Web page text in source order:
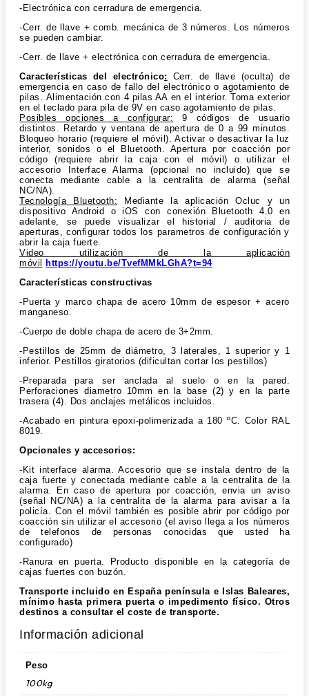
-Electrónica con cerradura de emergencia.
-Cerr. de llave + comb. mecánica de 3 números. Los números
se pueden cambiar.
-Cerr. de llave + electrónica con cerradura de emergencia.
Características del electrónico:
Cerr. de llave (oculta) de
emergencia en caso de fallo del electrónico o agotamiento de
pilas. Alimentación con 4 pilas AA en el interior. Toma exterior
en el teclado para pila de 9V en caso agotamiento de pilas.
Posibles opciones a configurar: 9 códigos de usuario
distintos. Retardo y ventana de apertura de 0 a 99 minutos.
Bloqueo horario (requiere el móvil). Activar o desactivar la luz
interior, sonidos o el Bluetooth. Apertura por coacción por
código (requiere abrir la caja con el móvil) o utilizar el
accesorio Interface Alarma (opcional no incluido) que se
conecta mediante cable a la centralita de alarma (señal
NC/NA).
Tecnología Bluetooth: Mediante la aplicación Ocluc y un
dispositivo Android o iOS con conexión Bluetooth 4.0 en
adelante, se puede visualizar el historial / auditoria de
aperturas, configurar todos los parametros de configuración y
abrir la caja fuerte.
Video utilización de la aplicación
móvil
https://youtu.be/TvefMMkLGhA?t=94
Características constructivas
-Puerta y marco chapa de acero 10mm de espesor + acero
manganeso.
-Cuerpo de doble chapa de acero de 3+2mm.
-Pestillos de 25mm de diámetro, 3 laterales, 1 superior y 1
inferior. Pestillos giratorios (dificultan cortar los pestillos)
-Preparada para ser anclada al suelo o en la pared.
Perforaciones diametro 10mm en la base (2) y en la parte
trasera (4). Dos anclajes metálicos incluidos.
-Acabado en pintura epoxi-polimerizada a 180 ºC. Color RAL
8019.
Opcionales y accesorios:
-Kit interface alarma. Accesorio que se instala dentro de la
caja fuerte y conectada mediante cable a la centralita de la
alarma. En caso de apertura por coacción, envia un aviso
(señal NC/NA) a la centralita de la alarma para avisar a la
policía. Con el móvil también es posible abrir por código por
coacción sin utilizar el accesorio (el aviso llega a los números
de telefonos de personas conocidas que usted ha
configurado)
-Ranura en puerta. Producto disponible en la categoría de
cajas fuertes con buzón.
Transporte incluido en España península e Islas Baleares,
mínimo hasta primera puerta o impedimento físico. Otros
destinos a consultar el coste de transporte.
Información adicional
Peso
100kg